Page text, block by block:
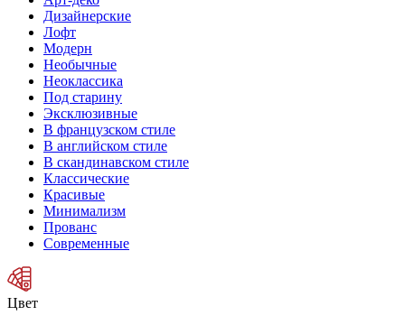
Дизайнерские
Лофт
Модерн
Необычные
Неоклассика
Под старину
Эксклюзивные
В французском стиле
В английском стиле
В скандинавском стиле
Классические
Красивые
Минимализм
Прованс
Современные
Цвет